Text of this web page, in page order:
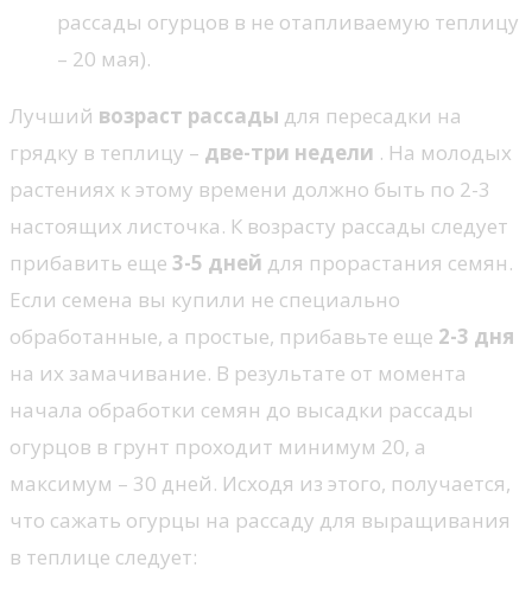
рассады огурцов в не отапливаемую теплицу
– 20 мая).
Лучший возраст рассады для пересадки на
грядку в теплицу – две-три недели . На молодых
растениях к этому времени должно быть по 2-3
настоящих листочка. К возрасту рассады следует
прибавить еще 3-5 дней для прорастания семян.
Если семена вы купили не специально
обработанные, а простые, прибавьте еще 2-3 дня
на их замачивание. В результате от момента
начала обработки семян до высадки рассады
огурцов в грунт проходит минимум 20, а
максимум – 30 дней. Исходя из этого, получается,
что сажать огурцы на рассаду для выращивания
в теплице следует: